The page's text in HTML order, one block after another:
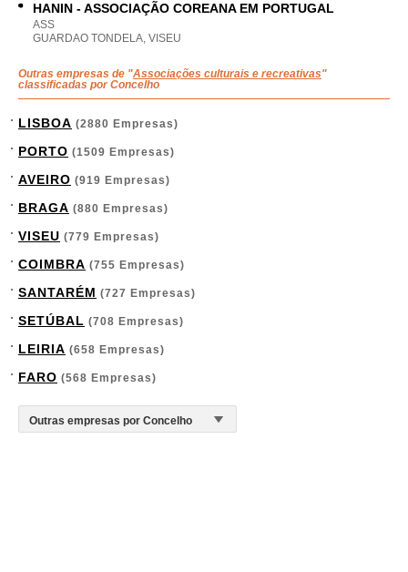
HANIN - ASSOCIAÇÃO COREANA EM PORTUGAL
ASS
GUARDAO TONDELA, VISEU
Outras empresas de "Associações culturais e recreativas"
classificadas por Concelho
LISBOA (2880 Empresas)
PORTO (1509 Empresas)
AVEIRO (919 Empresas)
BRAGA (880 Empresas)
VISEU (779 Empresas)
COIMBRA (755 Empresas)
SANTARÉM (727 Empresas)
SETÚBAL (708 Empresas)
LEIRIA (658 Empresas)
FARO (568 Empresas)